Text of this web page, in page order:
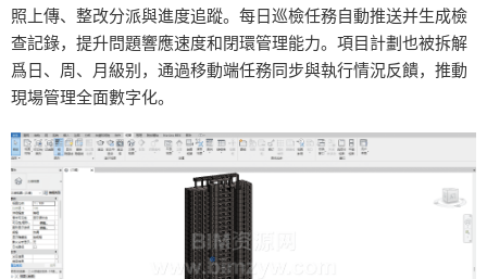
照上傳、整改分派與進度追蹤。每日巡檢任務自動推送并生成檢
查記錄，提升問題響應速度和閉環管理能力。項目計劃也被拆解
爲日、周、月級别，通過移動端任務同步與執行情況反饋，推動
現場管理全面數字化。